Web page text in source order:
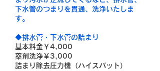
下水管のつまりを貫通、洗浄いたしま
す。
◆排水管・下水管の詰まり
基本料金￥4,000
薬剤洗浄￥3,000
詰まり除去圧力機（ハイスパット）